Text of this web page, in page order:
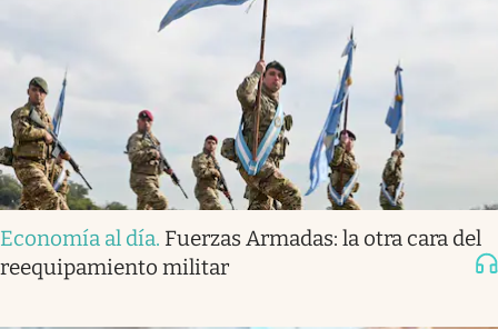
Economía al día. Fuerzas Armadas: la otra cara del
reequipamiento militar